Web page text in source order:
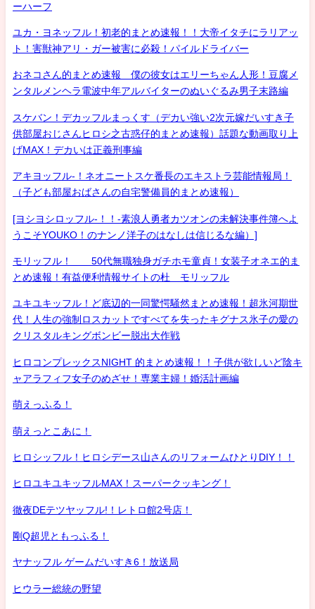
ーハーフ
ユカ・ヨネッフル！初老的まとめ速報！！大帝イタチにラリアッ
ト！害獣神アリ・ガー被害に必殺！パイルドライバー
おネコさん的まとめ速報 僕の彼女はエリーちゃん人形！豆腐メ
ンタルメンヘラ電波中年アルバイターのぬいぐるみ男子末路編
スケバン！デカッフルまっくす（デカい強い2次元嫁だいすき子
供部屋おじさんヒロシ之古惑仔的まとめ速報）話題な動画取り上
げMAX！デカいは正義刑事編
アキヨッフル-！ネオニートスケ番長のエキストラ芸能情報局！
（子ども部屋おばさんの自宅警備員的まとめ速報）
[ヨシヨシロッフル-！！-素浪人勇者カツオンの未解決事件簿へよ
うこそYOUKO！のナンノ洋子のはなしは信じるな編）]
モリッフル！ 50代無職独身ガチホモ童貞！女装子オネエ的ま
とめ速報！有益便利情報サイトの杜 モリッフル
ユキユキッフル！ど底辺的一同驚愕騒然まとめ速報！超氷河期世
代！人生の強制ロスカットですべてを失ったキグナス氷子の愛の
クリスタルキングボンビー脱出大作戦
ヒロコンプレックスNIGHT 的まとめ速報！！子供が欲しいど陰キ
ャアラフィフ女子のめざせ！専業主婦！婚活計画編
萌えっふる！
萌えっとこあに！
ヒロシッフル！ヒロシデース山さんのリフォームひとりDIY！！
ヒロユキユキッフルMAX！スーパークッキング！
徹夜DEテツヤッフル!！レトロ館2号店！
剛Q超児ともっふる！
ヤナッフル ゲームだいすき6！放送局
ヒウラー総統の野望